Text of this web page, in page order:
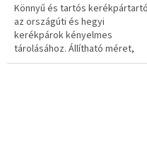
0,0
csillag.
Könnyű és tartós kerékpártartó
az országúti és hegyi
kerékpárok kényelmes
tárolásához. Állítható méret,
beltéri és kültéri használatra